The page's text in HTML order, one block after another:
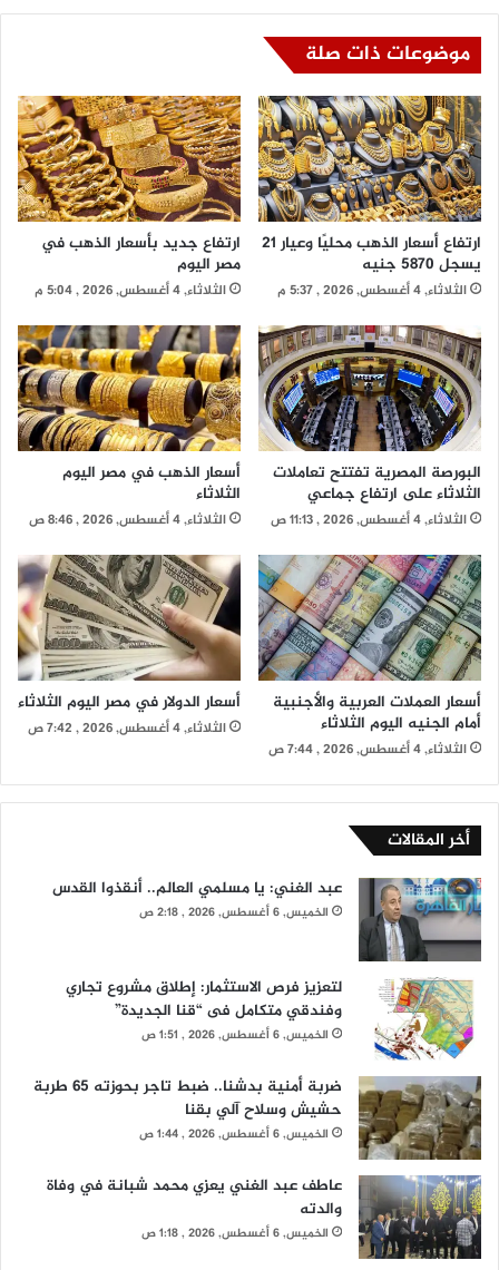
موضوعات ذات صلة
ارتفاع أسعار الذهب محليًا وعيار 21
يسجل 5870 جنيه
الثلاثاء, 4 أغسطس, 2026 , 5:37 م
ارتفاع جديد بأسعار الذهب في
مصر اليوم
الثلاثاء, 4 أغسطس, 2026 , 5:04 م
البورصة المصرية تفتتح تعاملات
الثلاثاء على ارتفاع جماعي
الثلاثاء, 4 أغسطس, 2026 , 11:13 ص
أسعار الذهب في مصر اليوم
الثلاثاء
الثلاثاء, 4 أغسطس, 2026 , 8:46 ص
أسعار العملات العربية والأجنبية
أمام الجنيه اليوم الثلاثاء
الثلاثاء, 4 أغسطس, 2026 , 7:44 ص
أسعار الدولار في مصر اليوم الثلاثاء
الثلاثاء, 4 أغسطس, 2026 , 7:42 ص
أخر المقالات
عبد الغني: يا مسلمي العالم.. أنقذوا القدس
الخميس, 6 أغسطس, 2026 , 2:18 ص
لتعزيز فرص الاستثمار: إطلاق مشروع تجاري
وفندقي متكامل فى “قنا الجديدة”
الخميس, 6 أغسطس, 2026 , 1:51 ص
ضربة أمنية بدشنا.. ضبط تاجر بحوزته 65 طربة
حشيش وسلاح آلي بقنا
الخميس, 6 أغسطس, 2026 , 1:44 ص
عاطف عبد الغني يعزي محمد شبانة في وفاة
والدته
الخميس, 6 أغسطس, 2026 , 1:18 ص